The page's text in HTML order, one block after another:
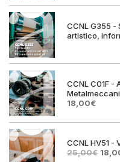
CCNL G355 -
artistico,
CCNL C01F -
Il
originale
25,00€.
18,00€Il
CCNL HV51 -
25,00€ Il